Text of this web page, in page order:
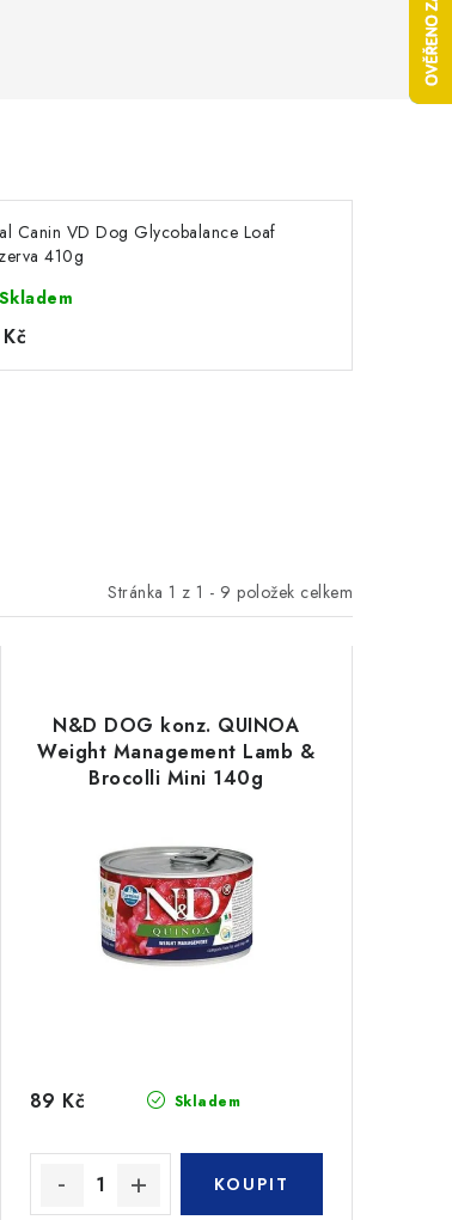
Canin VD Dog Glycobalance Loaf
410g
Skladem
Stránka 1 z 1 - 9 položek celkem
N&D DOG konz. QUINOA
Weight Management Lamb &
Brocolli Mini 140g
Skladem
89 Kč